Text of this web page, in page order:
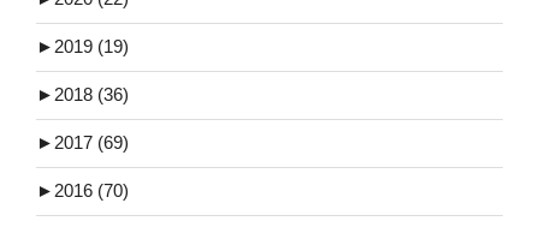
► 2019 (19)
► 2018 (36)
► 2017 (69)
► 2016 (70)